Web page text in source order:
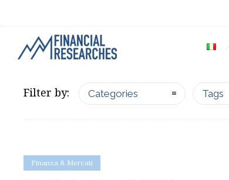
Filter by: Categories Tags
Finanza & Mercati